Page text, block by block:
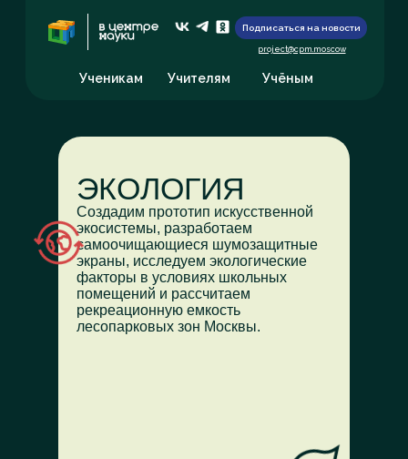
Ученикам Учителям Учёным
Подписаться на новости
project@cpm.moscow
ЭКОЛОГИЯ
Создадим прототип искусственной
экосистемы, разработаем
самоочищающиеся шумозащитные
экраны, исследуем экологические
факторы в условиях школьных
помещений и рассчитаем
рекреационную емкость
лесопарковых зон Москвы.